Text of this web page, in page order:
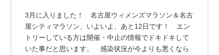
3月に入りました！ 名古屋ウィメンズマラソン＆名古
屋シティマラソン、いよいよ、あと12日です！ エン
トリーしている方は開催・中止の情報でドキドキして
いた事だと思います。 感染状況が今よりも悪くなら